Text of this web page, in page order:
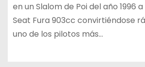
en un Slalom de Poi del año 1996
Seat Fura 903cc convirtiéndose
uno de los pilotos más…